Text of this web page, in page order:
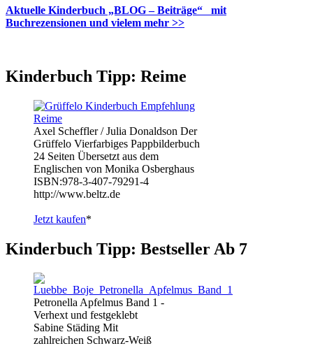
Aktuelle Kinderbuch „BLOG – Beiträge“ mit
Buchrezensionen und vielem mehr >>
Kinderbuch Tipp: Reime
Axel Scheffler / Julia Donaldson Der
Grüffelo Vierfarbiges Pappbilderbuch
24 Seiten Übersetzt aus dem
Englischen von Monika Osberghaus
ISBN:978-3-407-79291-4
http://www.beltz.de
Jetzt kaufen*
Kinderbuch Tipp: Bestseller Ab 7
Petronella Apfelmus Band 1 -
Verhext und festgeklebt
Sabine Städing Mit
zahlreichen Schwarz-Weiß